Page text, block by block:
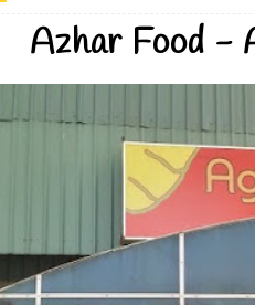
Azhar Food -